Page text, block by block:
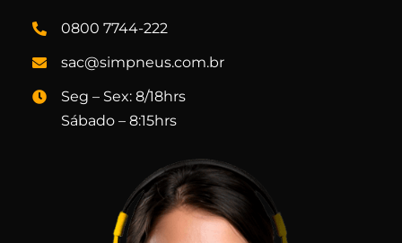
0800 7744-222
sac@simpneus.com.br
Seg – Sex: 8/18hrs
Sábado – 8:15hrs